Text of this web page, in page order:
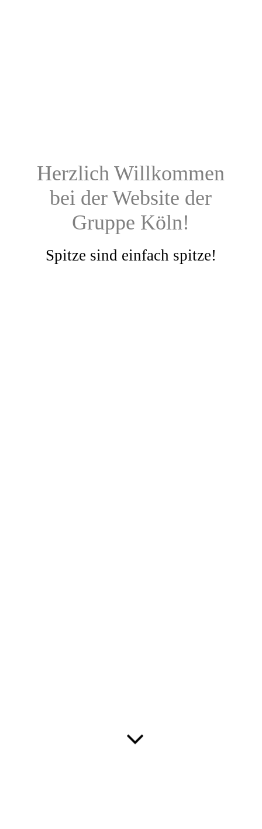
Herzlich Willkommen
bei der Website der
Gruppe Köln!
Spitze sind einfach spitze!